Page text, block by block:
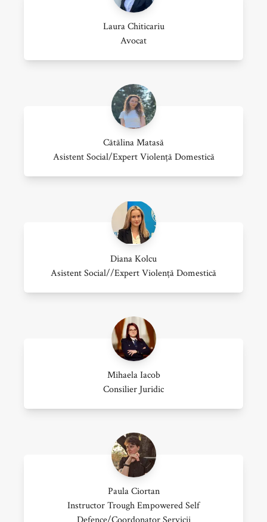
Laura Chiticariu
Avocat
Cătălina Matasă
Asistent Social/expert Violență Domestică
Diana Kolcu
Asistent Social//expert Violență Domestică
Mihaela Iacob
Consilier Juridic
Paula Ciortan
Instructor Trough Empowered Self